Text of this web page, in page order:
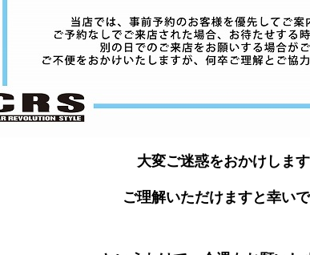
大変ご迷惑をおかけしま
ご理解いただけますと幸い